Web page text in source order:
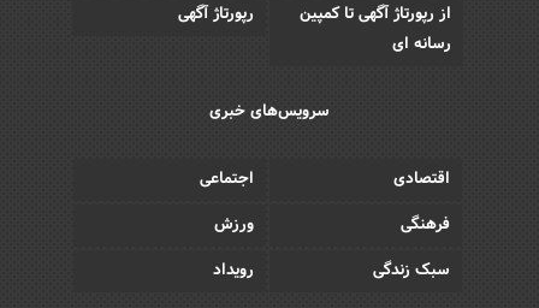
از رپورتاژ آگهی تا کمپین
رسانه ای
رپورتاژ آگهی
سرویس‌های خبری
اقتصادی
اجتماعی
فرهنگی
ورزش
سبک زندگی
رویداد